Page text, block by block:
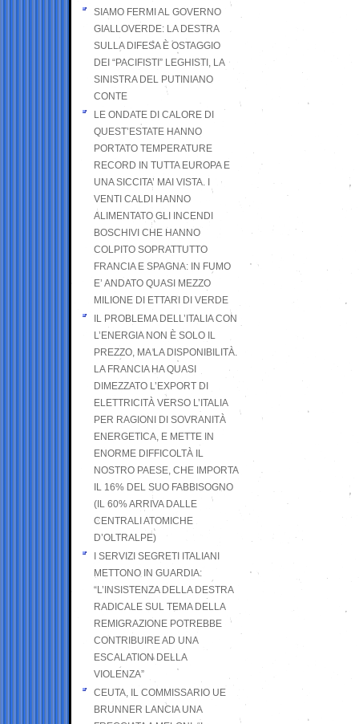
SIAMO FERMI AL GOVERNO
GIALLOVERDE: LA DESTRA
SULLA DIFESA È OSTAGGIO
DEI “PACIFISTI” LEGHISTI, LA
SINISTRA DEL PUTINIANO
CONTE
LE ONDATE DI CALORE DI
QUEST’ESTATE HANNO
PORTATO TEMPERATURE
RECORD IN TUTTA EUROPA E
UNA SICCITA’ MAI VISTA. I
VENTI CALDI HANNO
ALIMENTATO GLI INCENDI
BOSCHIVI CHE HANNO
COLPITO SOPRATTUTTO
FRANCIA E SPAGNA: IN FUMO
E’ ANDATO QUASI MEZZO
MILIONE DI ETTARI DI VERDE
IL PROBLEMA DELL’ITALIA CON
L’ENERGIA NON È SOLO IL
PREZZO, MA LA DISPONIBILITÀ.
LA FRANCIA HA QUASI
DIMEZZATO L’EXPORT DI
ELETTRICITÀ VERSO L’ITALIA
PER RAGIONI DI SOVRANITÀ
ENERGETICA, E METTE IN
ENORME DIFFICOLTÀ IL
NOSTRO PAESE, CHE IMPORTA
IL 16% DEL SUO FABBISOGNO
(IL 60% ARRIVA DALLE
CENTRALI ATOMICHE
D’OLTRALPE)
I SERVIZI SEGRETI ITALIANI
METTONO IN GUARDIA:
“L’INSISTENZA DELLA DESTRA
RADICALE SUL TEMA DELLA
REMIGRAZIONE POTREBBE
CONTRIBUIRE AD UNA
ESCALATION DELLA
VIOLENZA”
CEUTA, IL COMMISSARIO UE
BRUNNER LANCIA UNA